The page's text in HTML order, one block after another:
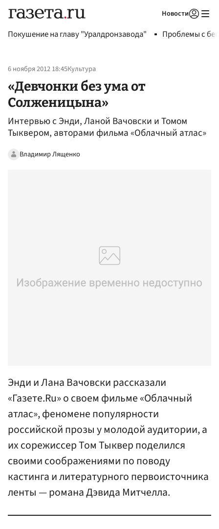
Новости
Покушение на главу "Уралдронзавода" Проблемы с
6 ноября 2012 18:45Культура
«Девчонки без ума от
Солженицына»
Интервью с Энди, Ланой Вачовски и Томом
Тыквером, авторами фильма «Облачный атлас»
Владимир Лященко
Энди и Лана Вачовски рассказали
«Газете.Ru» о своем фильме «Облачный
атлас», феномене популярности
российской прозы у молодой аудитории, а
их сорежиссер Том Тыквер поделился
своими соображениями по поводу
кастинга и литературного первоисточника
ленты — романа Дэвида Митчелла.